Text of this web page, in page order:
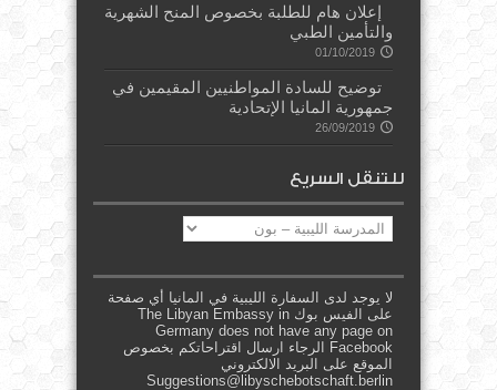
إعلان هام للطلبة بخصوص المنح الشهرية
والتأمين الطبي
01/10/2019
توضيح للسادة المواطنيين المقيمين في
جمهورية المانيا الإتحادية
26/09/2019
للتنقل السريع
للتنقل
السريع
لا يوجد لدى السفارة الليبية في المانيا أي صفحة
على الفيس بوك The Libyan Embassy in
Germany does not have any page on
Facebook الرجاء ارسال اقتراحاتكم بخصوص
الموقع على البريد الالكتروني
Suggestions@libyschebotschaft.berlin